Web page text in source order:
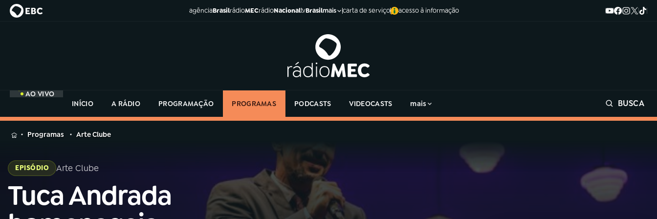
agênciaBrasilrádioMECrádioNacionaltvBrasilmais carta de serviço acesso à informação
AO VIVO
INÍCIO
A RÁDIO PROGRAMAÇÃO PROGRAMAS PODCASTS VIDEOCASTS mais BUSCA
MENU
Buscar
Rádio
AO VIVO
na
Rádio
Programas Arte Clube
EPISÓDIO Arte Clube
Tuca Andrada